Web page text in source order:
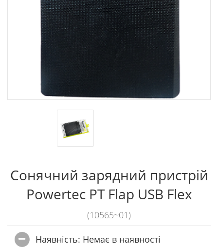
Сонячний зарядний пристрій
Powertec PT Flap USB Flex
(10565~01)
Наявність: Немає в наявностi